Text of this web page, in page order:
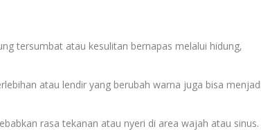
tersumbat atau kesulitan bernapas melalui hidung,
atau lendir yang berubah warna juga bisa
rasa tekanan atau nyeri di area wajah atau sinus.